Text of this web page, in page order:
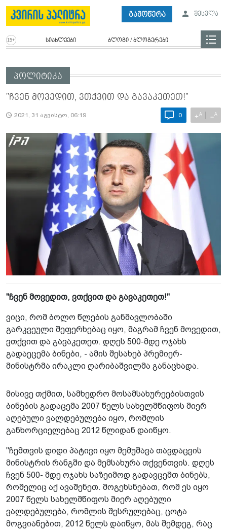
გამოწერა შესვლა
სიახლეები ბლოგი / ბლოგერები
პოლიტიკა
"ჩვენ მოვედით, ვთქვით და გავაკეთეთ!"
2021, 31 აგვისტო, 06:19 0 +A −A
"ჩვენ მოვედით, ვთქვით და გავაკეთეთ!"
ვიცი, რომ ბოლო წლების განმავლობაში
გარკვეული შეფერხებაც იყო, მაგრამ ჩვენ მოვედით,
ვთქვით და გავაკეთეთ. დღეს 500-მდე ოჯახს
გადაეცემა ბინები, - ამის შესახებ პრემიერ-
მინისტრმა ირაკლი ღარიბაშვილმა განაცხადა.
მისივე თქმით, სამხედრო მოსამსახურეებისთვის
ბინების გადაცემა 2007 წელს სახელმწიფოს მიერ
აღებული ვალდებულება იყო, რომლის
განხორციელებაც 2012 წლიდან დაიწყო.
"ჩემთვის დიდი პატივი იყო მემუშავა თავდაცვის
მინისტრის რანგში და მემსახურა თქვენთვის. დღეს
ჩვენ 500- მდე ოჯახს საზეიმოდ გადავცემთ ბინებს,
რომელიც აქ ავაშენეთ. მოგეხსნებათ, რომ ეს იყო
2007 წელს სახელმწიფოს მიერ აღებული
ვალდებულება, რომლის შესრულებაც, ცოტა
მოგვიანებით, 2012 წელს დაიწყო, მას შემდეგ, რაც